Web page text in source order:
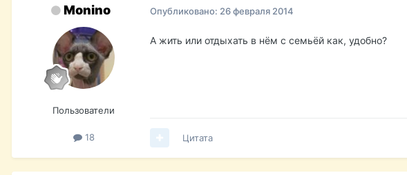
Monino
Пользователи
18
Опубликовано: 26 февраля 2014
А жить или отдыхать в нём с семьёй как, удобно?
Цитата